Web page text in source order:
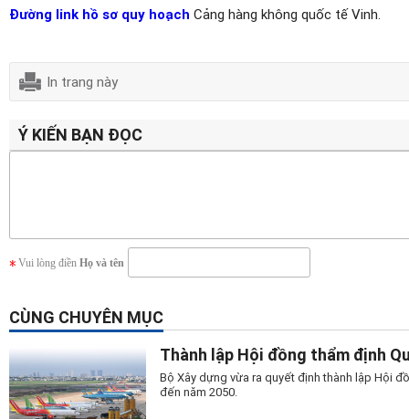
Đường link hồ sơ quy hoạch Cảng hàng không quốc tế Vinh.
In trang này
Ý KIẾN BẠN ĐỌC
Vui lòng điền Họ và tên
CÙNG CHUYÊN MỤC
Thành lập Hội đồng thẩm định
Bộ Xây dựng vừa ra quyết định thành lập Hội
đến năm 2050.